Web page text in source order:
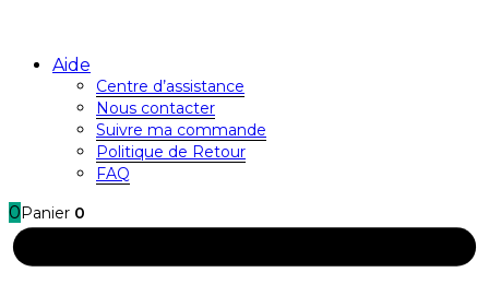
Aide
Centre d’assistance
Nous contacter
Suivre ma commande
Politique de Retour
FAQ
0 Panier 0